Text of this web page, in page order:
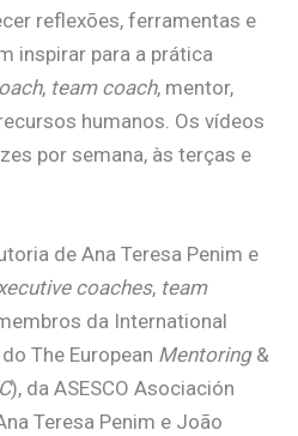
reflexões, ferramentas e
inspirar para a prática
, team coach, mentor,
humanos. Os vídeos
por semana, às terças e
de Ana Teresa Penim e
coaches, team
da International
The European Mentoring&
), da ASESCO Asociación
Teresa Penim e João